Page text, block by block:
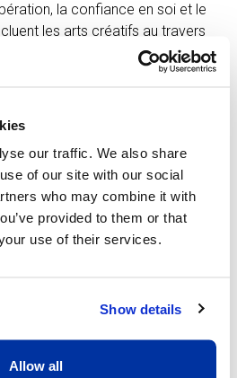
our traffic. We also share
of our site with our social
who may combine it with
provided to them or that
use of their services.
Show details
Allow all
la confiance en soi et le
les arts créatifs au travers
de bricolages. Mais aussi de
de motricité et des activités
à des activités à l’intérieur et à
adaptés, et sous la
bilingues. La journée sera
différents besoins des jeunes